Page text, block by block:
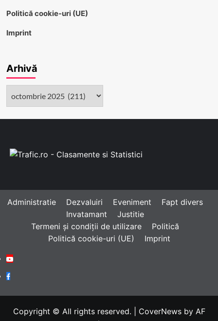
Politică cookie-uri (UE)
Imprint
Arhivă
Administratie Dezvaluiri Eveniment
Fapt divers
Invatamant
Justitie
Termeni și condiții de utilizare
Politică
Politică cookie-uri (UE)
Imprint
Youtube
Facebook
Copyright © All rights reserved. CoverNewsby AF